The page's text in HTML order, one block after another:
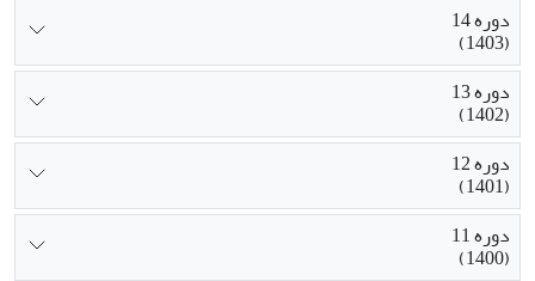
دوره 14
(1403)
دوره 13
(1402)
دوره 12
(1401)
دوره 11
(1400)